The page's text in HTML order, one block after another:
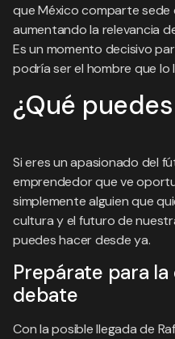
que México comparte sede
aumentando la relevancia
Es un momento decisivo
podría ser el hombre que lo
¿Qué
Si eres un apasionado del
emprendedor que ve
simplemente alguien que
cultura y el futuro de
puedes hacer desde ya.
Prepárate para
debate
Con la posible llegada de